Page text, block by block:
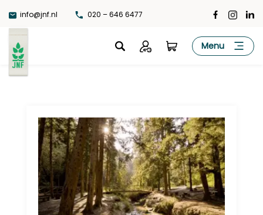
naar
de
inhoud
info@jnf.nl 020 – 646 6477
JNF Menu